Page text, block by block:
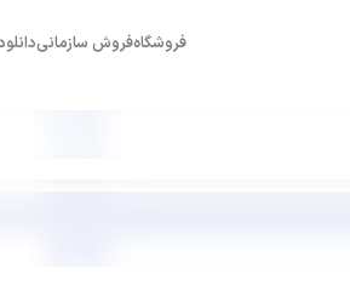
فروشگاهفروش سازمانی